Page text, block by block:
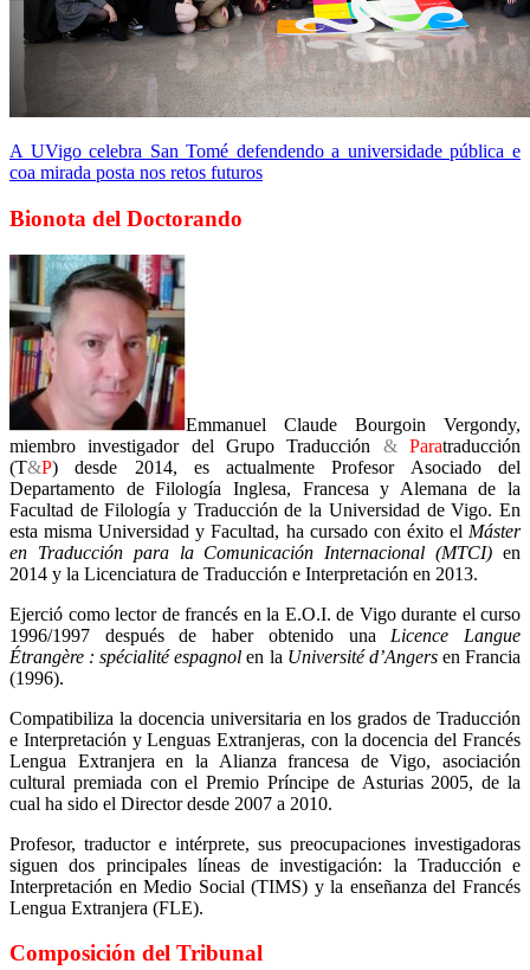
A UVigo celebra San Tomé defendendo a universidade pública e
coa mirada posta nos retos futuros
Bionota del Doctorando
Emmanuel Claude Bourgoin Vergondy,
miembro investigador del Grupo Traducción & Paratraducción
(T&P) desde 2014, es actualmente Profesor Asociado del
Departamento de Filología Inglesa, Francesa y Alemana de la
Facultad de Filología y Traducción de la Universidad de Vigo. En
esta misma Universidad y Facultad, ha cursado con éxito el Máster
en Traducción para la Comunicación Internacional (MTCI) en
2014 y la Licenciatura de Traducción e Interpretación en 2013.
Ejerció como lector de francés en la E.O.I. de Vigo durante el curso
1996/1997 después de haber obtenido una Licence Langue
Étrangère : spécialité espagnolen la Université d’Angers en Francia
(1996).
Compatibiliza la docencia universitaria en los grados de Traducción
e Interpretación y Lenguas Extranjeras, con la docencia del Francés
Lengua Extranjera en la Alianza francesa de Vigo, asociación
cultural premiada con el Premio Príncipe de Asturias 2005, de la
cual ha sido el Director desde 2007 a 2010.
Profesor, traductor e intérprete, sus preocupaciones investigadoras
siguen dos principales líneas de investigación: la Traducción e
Interpretación en Medio Social (TIMS) y la enseñanza del Francés
Lengua Extranjera (FLE).
Composición del Tribunal